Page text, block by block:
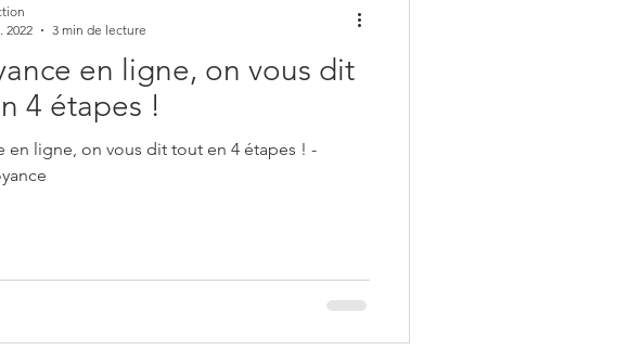
en ligne, on vous dit
4 étapes !
en ligne, on vous dit tout en 4 étapes ! -
2022
3 min de lecture